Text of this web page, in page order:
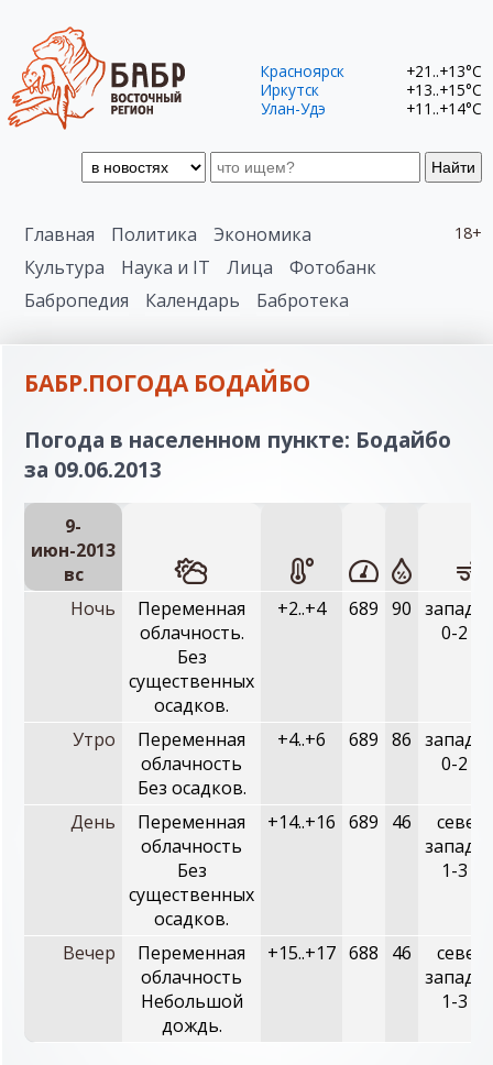
Найти
Красноярск
+21..+13°C
Иркутск
+13..+15°C
Улан-Удэ
+11..+14°C
18+
Главная Политика
Экономика
Культура
Наука и IT Лица
Фотобанк
Бабропедия
Календарь Бабротека
БАБР.ПОГОДА БОДАЙБО
Погода в населенном пункте: Бодайбо
за 09.06.2013
9-
июн-2013
вc
Ночь
Переменная
облачность.
Без
существенных
осадков.
+2..+4 689 90
0-2 м/
Утро
Переменная
облачность
Без осадков.
+4..+6 689 86
0-2 м/
День
Переменная
облачность
Без
существенных
осадков.
+14..+16 689 46
1-3
Вечер
Переменная
облачность
Небольшой
дождь.
+15..+17 688 46
1-3